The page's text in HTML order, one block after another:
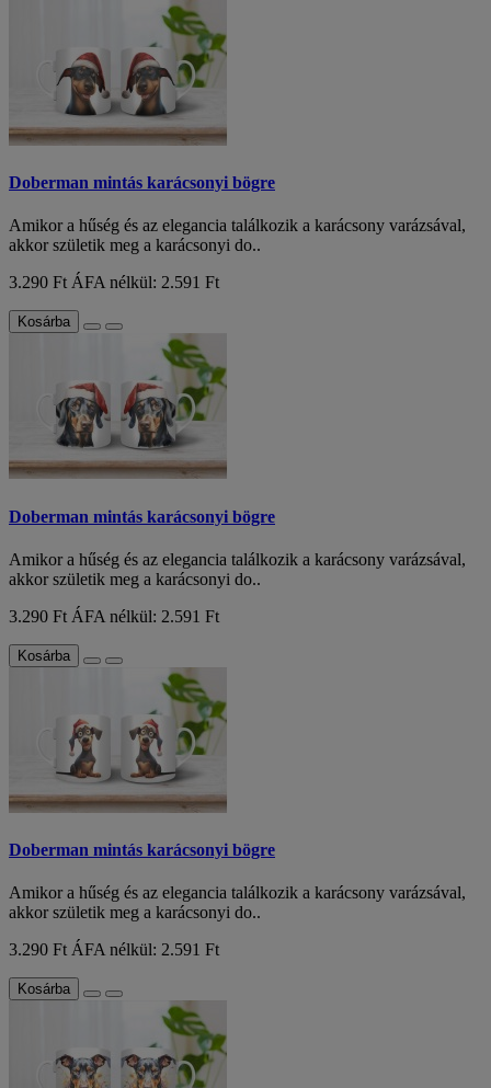
Doberman mintás karácsonyi bögre
Amikor a hűség és az elegancia találkozik a karácsony varázsával,
akkor születik meg a karácsonyi do..
3.290 Ft ÁFA nélkül: 2.591 Ft
Kosárba
Doberman mintás karácsonyi bögre
Amikor a hűség és az elegancia találkozik a karácsony varázsával,
akkor születik meg a karácsonyi do..
3.290 Ft ÁFA nélkül: 2.591 Ft
Kosárba
Doberman mintás karácsonyi bögre
Amikor a hűség és az elegancia találkozik a karácsony varázsával,
akkor születik meg a karácsonyi do..
3.290 Ft ÁFA nélkül: 2.591 Ft
Kosárba